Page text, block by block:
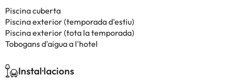
Piscina cuberta
Piscina exterior (temporada d'estiu)
Piscina exterior (tota la temporada)
Tobogans d'aigua a l'hotel
Instal·lacions